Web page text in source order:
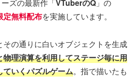
ズの最新作「VTuberのQ 」の
定無料配布を実施しています。
の通りに白いオブジェクトを生成
物理演算を利用してステージ毎に用
いくパズルゲーム。指で描いたも